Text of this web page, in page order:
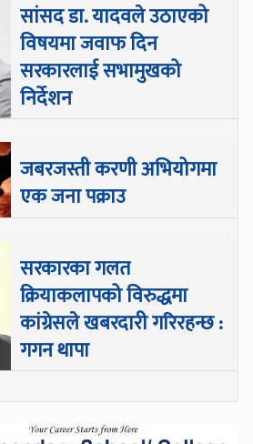
सांसद डा‍‍. यादवले उठाएको
विषयमा जवाफ दिन
सरकारलाई सभामुखको
निर्देशन
जबरजस्ती करणी अभियोगमा
एक जना पक्राउ
सरकारका गलत
क्रियाकलापको विरुद्धमा
कांग्रेसले खबरदारी गरिरहन्छ :
गगन थापा